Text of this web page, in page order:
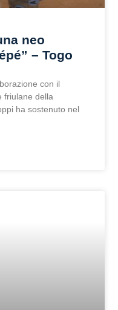
neo
– Togo
con il
friulane della
ha sostenuto nel